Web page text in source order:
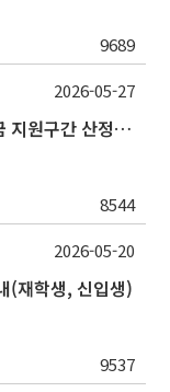
9689
2026학년도 2학기 한국장학재단 학자금 지원구간 산정 신청 안내
8544
2026-05-27
(재학생, 신입생)
9537
2026-05-20